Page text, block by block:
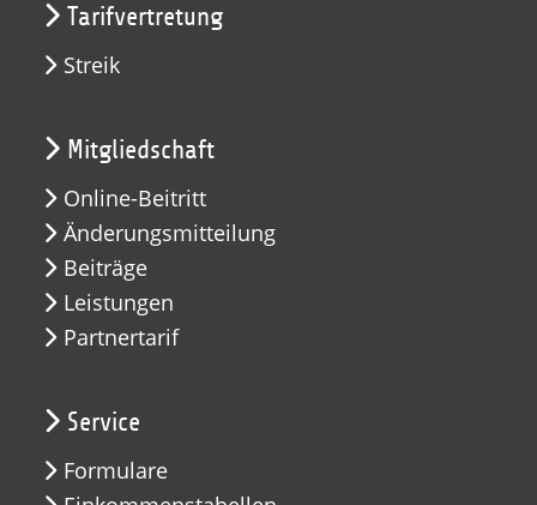
Tarifvertretung
Streik
Mitgliedschaft
Online-Beitritt
Änderungsmitteilung
Beiträge
Leistungen
Partnertarif
Service
Formulare